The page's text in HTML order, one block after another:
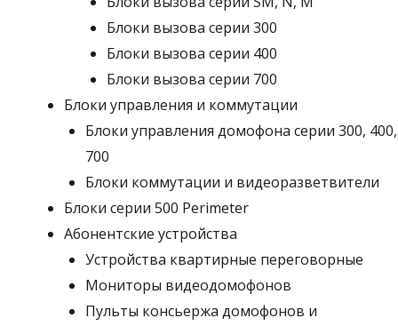
Блоки вызова серии 300
Блоки вызова серии 400
Блоки вызова серии 700
Блоки управления и коммутации
Блоки управления домофона серии 300, 400,
700
Блоки коммутации и видеоразветвители
Блоки серии 500 Perimeter
Абонентские устройства
Устройства квартирные переговорные
Мониторы видеодомофонов
Пульты консьержа домофонов и